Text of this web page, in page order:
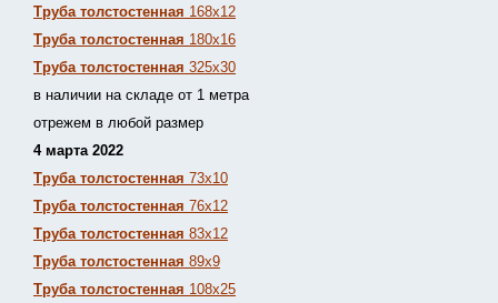
Труба толстостенная 168х12
Труба толстостенная 180х16
Труба толстостенная 325х30
в наличии на складе от 1 метра
отрежем в любой размер
4 марта 2022
Труба толстостенная 73х10
Труба толстостенная 76х12
Труба толстостенная 83х12
Труба толстостенная 89х9
Труба толстостенная 108х25